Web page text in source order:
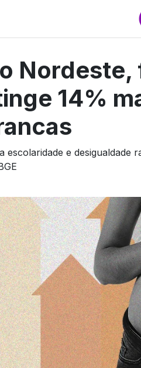
14%
escolaridade e desigualdade